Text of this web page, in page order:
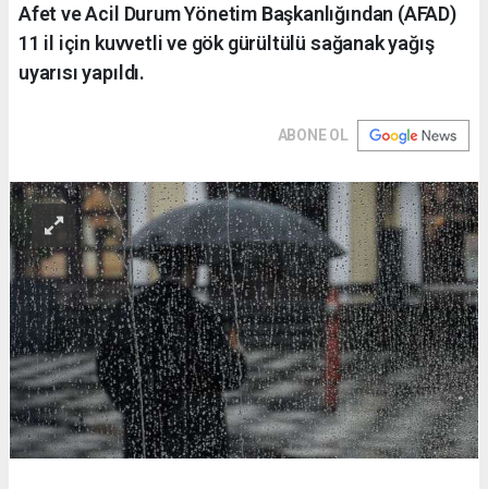
Afet ve Acil Durum Yönetim Başkanlığından (AFAD)
11 il için kuvvetli ve gök gürültülü sağanak yağış
uyarısı yapıldı.
ABONE OL